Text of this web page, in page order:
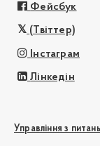
Фейсбук
(Твіттер)
Інстаграм
Лінкедін
Управління з